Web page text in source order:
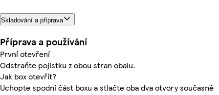
Skladování a příprava
Příprava a používání
První otevření
Odstraňte pojistku z obou stran obalu.
Jak box otevřít?
Uchopte spodní část boxu a stlačte oba dva otvory současně